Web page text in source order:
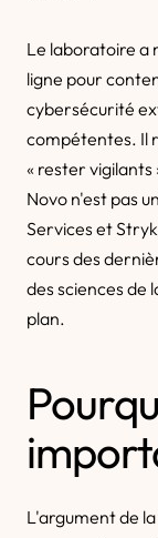
Le laboratoire a
ligne pour
cybersécurité
compétentes. Il
« rester
Novo n'est pas
Services et
cours des
des sciences de
plan.
L'argument de